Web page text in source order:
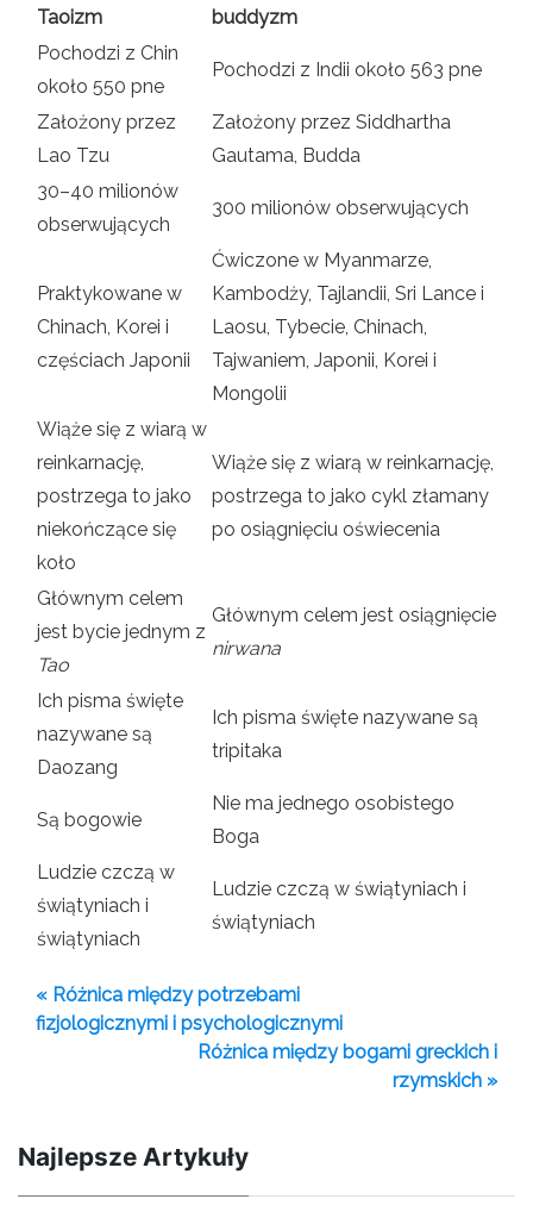
Taoizm
buddyzm
Pochodzi z Chin
około 550 pne
Pochodzi z Indii około 563 pne
Założony przez
Lao Tzu
Założony przez Siddhartha
Gautama, Budda
30–40 milionów
obserwujących
300 milionów obserwujących
Praktykowane w
Chinach, Korei i
częściach Japonii
Ćwiczone w Myanmarze,
Kambodży, Tajlandii, Sri Lance i
Laosu, Tybecie, Chinach,
Tajwaniem, Japonii, Korei i
Mongolii
Wiąże się z wiarą w
reinkarnację,
postrzega to jako
niekończące się
koło
Wiąże się z wiarą w reinkarnację,
postrzega to jako cykl złamany
po osiągnięciu oświecenia
Głównym celem
jest bycie jednym z
Tao
Głównym celem jest osiągnięcie
nirwana
Ich pisma święte
nazywane są
Daozang
Ich pisma święte nazywane są
tripitaka
Są bogowie
Nie ma jednego osobistego
Boga
Ludzie czczą w
świątyniach i
świątyniach
Ludzie czczą w świątyniach i
świątyniach
« Różnica między potrzebami
fizjologicznymi i psychologicznymi
Różnica między bogami greckich i
rzymskich »
Najlepsze Artykuły